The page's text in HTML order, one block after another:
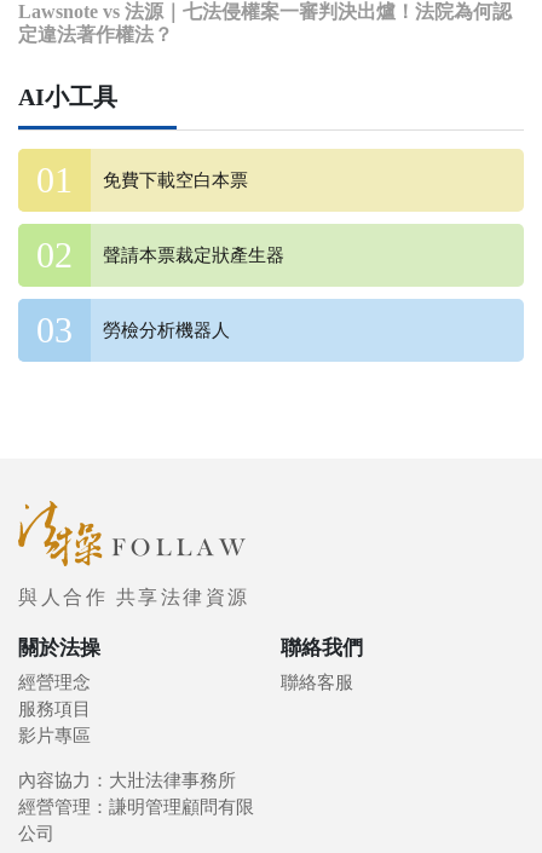
Lawsnote vs 法源｜七法侵權案一審判決出爐！法院為何認
定違法著作權法？
AI小工具
免費下載空白本票
聲請本票裁定狀產生器
勞檢分析機器人
與人合作 共享法律資源
關於法操
經營理念
服務項目
影片專區
聯絡我們
聯絡客服
內容協力：大壯法律事務所
經營管理：謙明管理顧問有限
公司